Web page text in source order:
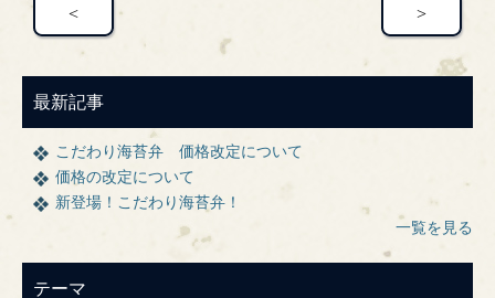
< >
最新記事
こだわり海苔弁 価格改定について
価格の改定について
新登場！こだわり海苔弁！
一覧を見る
テーマ